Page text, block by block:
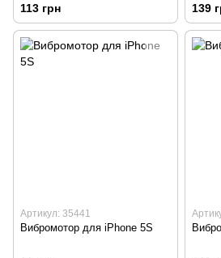
113 грн 139
Артикул: 35441
Вибромотор для iPhone 5S